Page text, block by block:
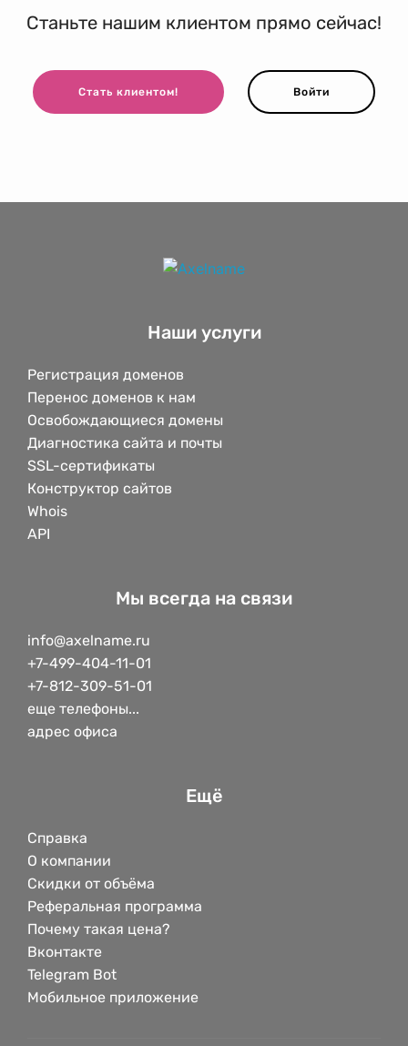
Станьте нашим клиентом прямо сейчас!
Стать клиентом! Войти
Наши услуги
Регистрация доменов
Перенос доменов к нам
Освобождающиеся домены
Диагностика сайта и почты
SSL-сертификаты
Конструктор сайтов
Whois
API
Мы всегда на связи
info@axelname.ru
+7-499-404-11-01
+7-812-309-51-01
еще телефоны...
адрес офиса
Ещё
Справка
О компании
Скидки от объёма
Реферальная программа
Почему такая цена?
Вконтакте
Telegram Bot
Мобильное приложение